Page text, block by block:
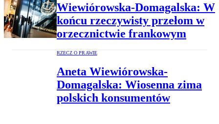
Wiewiórowska-Domagalska: W
końcu rzeczywisty przełom w
orzecznictwie frankowym
RZECZ O PRAWIE
Aneta Wiewiórowska-
Domagalska: Wiosenna zima
polskich konsumentów